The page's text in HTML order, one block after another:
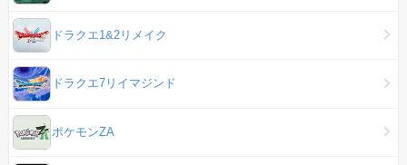
ドラクエ1&2リメイク
ドラクエ7リイマジンド
ポケモンZA